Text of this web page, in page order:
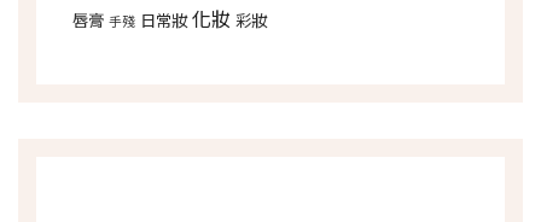
唇膏 手殘 日常妝 化妝 彩妝